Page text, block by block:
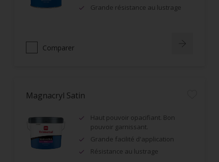
Grande résistance au lustrage
Comparer
Magnacryl Satin
Haut pouvoir opacifiant. Bon
pouvoir garnissant.
Grande facilité d'application
Résistance au lustrage